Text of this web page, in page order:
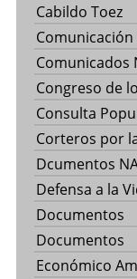
Cabildo Toez
Comunicación
Comunicados
Congreso de
Consulta
Corteros por
Dcumentos
Defensa a la
Documentos
Documentos
Económico